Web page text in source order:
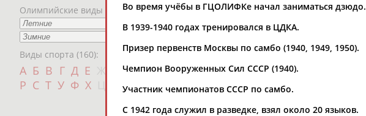
Олимпийские виды спорта
Виды спорта (160):
А Б В Г Д Е И К Л М Н О П
Р С Т У Ф Х Ш Щ Э Ю Я
Регион проживания
Дата рождения
с
Во время учёбы в ГЦОЛИФКе начал заниматься дзюдо.
В 1939-1940 годах тренировался в ЦДКА.
Призер первенств Москвы по самбо (1940, 1949, 1950).
Чемпион Вооруженных Сил СССР (1940).
Участник чемпионатов СССР по самбо.
С 1942 года служил в разведке, взял около 20 языков.